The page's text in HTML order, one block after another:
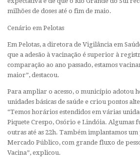
milhões de doses até o fim de maio.
Cenário em Pelotas
Em Pelotas, a diretora de Vigilância em
que a adesão à vacinação é superior à
comparação ao ano passado, estamos
maior”, destacou.
Para ampliar o acesso, o município adotou
unidades básicas de saúde e criou pontos
“Temos horários estendidos em várias
Piquete Crespo, Osório e Lindóia. Algumas
outras até as 22h. Também implantamos
Mercado Público, com grande fluxo de
Vacina”, explicou.